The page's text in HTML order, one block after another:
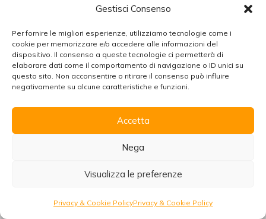
Gestisci Consenso
Per fornire le migliori esperienze, utilizziamo tecnologie come i
cookie per memorizzare e/o accedere alle informazioni del
dispositivo. Il consenso a queste tecnologie ci permetterà di
elaborare dati come il comportamento di navigazione o ID unici su
questo sito. Non acconsentire o ritirare il consenso può influire
negativamente su alcune caratteristiche e funzioni.
Accetta
Nega
Visualizza le preferenze
Privacy & Cookie PolicyPrivacy & Cookie Policy
APPROFONDIMENTI
Approfondimenti
Enogastronomia
Lo sai che
Racconti di viaggio
INFO & CONTATTI
Chi siamo
Social Wall
Contatti
Info & servizi
I.F. N° 6994454
Richiedi preventivo
Organizzare un viaggio in Marocco
viaggiare senza pensieri!
Scarica